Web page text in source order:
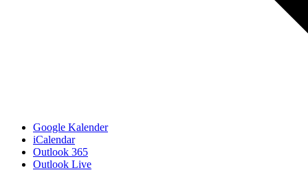
Google Kalender
iCalendar
Outlook 365
Outlook Live